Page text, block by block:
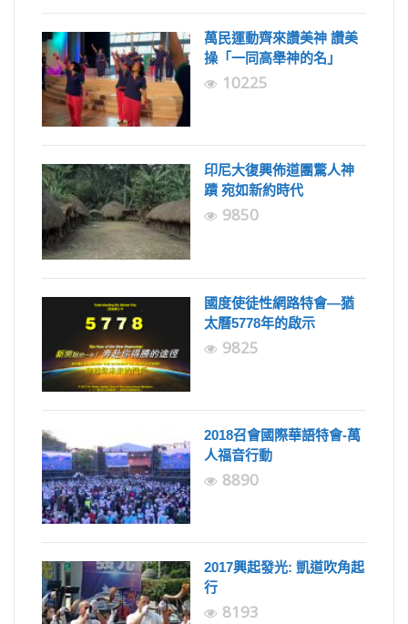
萬民運動齊來讚美神 讚美
操「一同高舉神的名」
10225
印尼大復興佈道團驚人神
蹟 宛如新約時代
9850
國度使徒性網路特會—猶
太曆5778年的啟示
9825
2018召會國際華語特會-萬
人福音行動
8890
2017興起發光: 凱道吹角起
行
8193